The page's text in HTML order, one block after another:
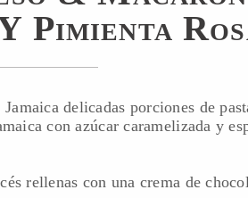
Pimienta
delicadas porciones de
con azúcar caramelizada y
rellenas con una crema de